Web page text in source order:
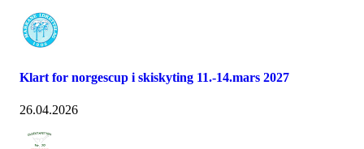
Klart for norgescup i skiskyting 11.-14.mars 2027
26.04.2026